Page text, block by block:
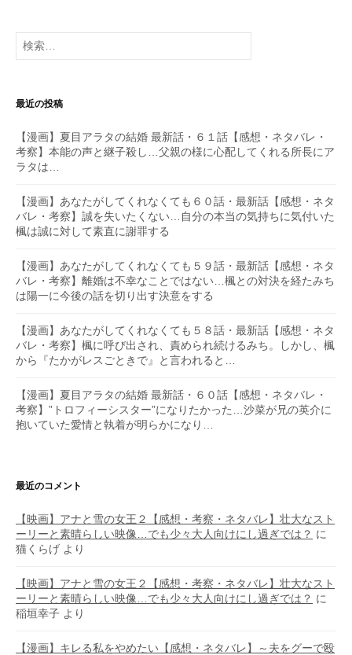
検
索:
最近の投稿
【漫画】夏目アラタの結婚 最新話・６１話【感想・ネタバレ・
考察】本能の声と継子殺し…父親の様に心配してくれる所長にア
ラタは…
【漫画】あなたがしてくれなくても６０話・最新話【感想・ネタ
バレ・考察】誠を失いたくない…自分の本当の気持ちに気付いた
楓は誠に対して素直に謝罪する
【漫画】あなたがしてくれなくても５９話・最新話【感想・ネタ
バレ・考察】離婚は不幸なことではない…楓との対決を経たみち
は陽一に今後の話を切り出す決意をする
【漫画】あなたがしてくれなくても５８話・最新話【感想・ネタ
バレ・考察】楓に呼び出され、責められ続けるみち。しかし、楓
から『たかがレスごときで』と言われると…
【漫画】夏目アラタの結婚 最新話・６０話【感想・ネタバレ・
考察】”トロフィーシスター”になりたかった…沙菜が兄の英介に
抱いていた愛情と執着が明らかになり…
最近のコメント
【映画】アナと雪の女王２【感想・考察・ネタバレ】壮大なスト
ーリーと素晴らしい映像…でも少々大人向けにし過ぎでは？ に
猫くらげ より
【映画】アナと雪の女王２【感想・考察・ネタバレ】壮大なスト
ーリーと素晴らしい映像…でも少々大人向けにし過ぎでは？ に
稲垣幸子 より
【漫画】キレる私をやめたい【感想・ネタバレ】～夫をグーで殴